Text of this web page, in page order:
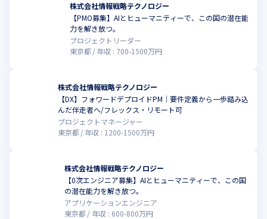
株式会社情報戦略テクノロジー
【PMO募集】AIとヒューマニティーで、この国の潜在能
力を解き放つ。
プロジェクトリーダー
東京都
年収 : 700-1500万円
株式会社情報戦略テクノロジー
【DX】フォワードデプロイドPM｜要件定義から一歩踏み込
んだ伴走者へ/フレックス・リモート可
プロジェクトマネージャー
東京都
年収 : 1200-1500万円
株式会社情報戦略テクノロジー
【0次エンジニア募集】AIとヒューマニティーで、この国
の潜在能力を解き放つ。
アプリケーションエンジニア
東京都
年収 : 600-800万円